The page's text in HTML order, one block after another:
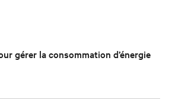
gérer la consommation d’énergie